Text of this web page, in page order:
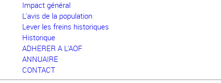
Impact général
L'avis de la population
Lever les freins historiques
Historique
ADHERER A L'AOF
ANNUAIRE
CONTACT